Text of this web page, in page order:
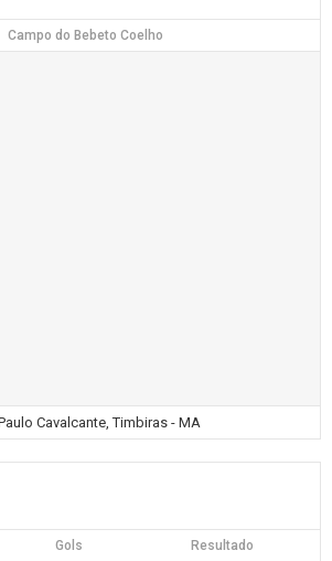
Campo do Bebeto Coelho
Cavalcante, Timbiras - MA
Gols Resultado